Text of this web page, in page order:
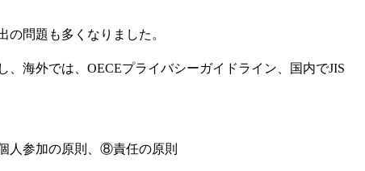
問題も多くなりました。
海外では、OECEプライバシーガイドライン、国内でJIS
参加の原則、⑧責任の原則